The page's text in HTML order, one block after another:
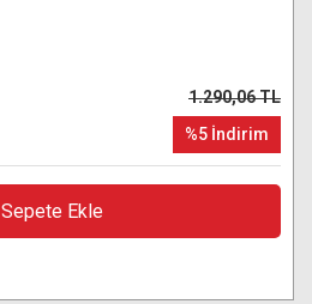
1.290,06 TL
%5 İndirim
Sepete Ekle